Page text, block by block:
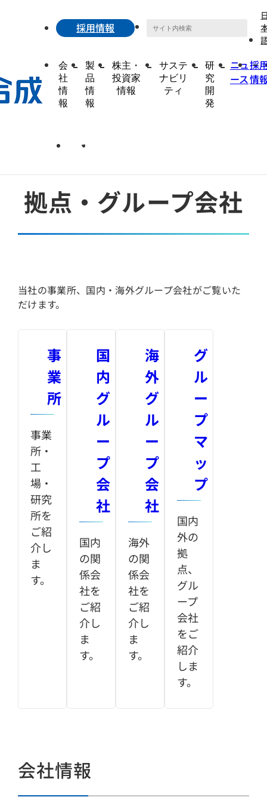
採用情報
会
社
情
報
製
品
情
報
株主・
投資家
情報
サステ
ナビリ
ティ
研
究
開
発
ニュ
ース
採
情
日本語
トップページ
会社情報
拠点・グループ会社
拠点・グループ会社
当社の事業所、国内・海外グループ会社がご覧いた
だけます。
事
業
所
事業
所・
工
場・
研究
所を
ご紹
介し
ま
す。
国
内
グ
ル
ー
プ
会
社
国内
の関
係会
社を
ご紹
介し
ま
す。
海
外
グ
ル
ー
プ
会
社
海外
の関
係会
社を
ご紹
介し
ま
す。
グ
ル
ー
プ
マ
ッ
プ
国内
外の
拠
点、
グル
ープ
会社
をご
紹介
しま
す。
会社情報